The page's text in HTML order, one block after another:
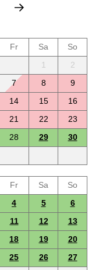
Fr Sa
So
1
2
7 8
9
14 15
16
21 22
23
28 29
30
Fr Sa
So
4 5
6
11 12
13
18 19
20
25 26
27